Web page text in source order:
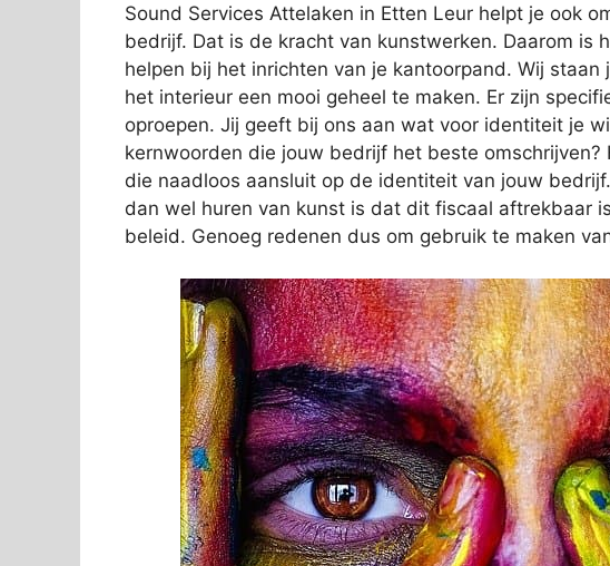
Sound Services Attelaken in Etten Leur helpt je ook
bedrijf. Dat is de kracht van kunstwerken. Daarom is
helpen bij het inrichten van je kantoorpand. Wij
het interieur een mooi geheel te maken. Er zijn
oproepen. Jij geeft bij ons aan wat voor identiteit je
kernwoorden die jouw bedrijf het beste
die naadloos aansluit op de identiteit van jouw
dan wel huren van kunst is dat dit fiscaal aftrekbaar
beleid. Genoeg redenen dus om gebruik te maken